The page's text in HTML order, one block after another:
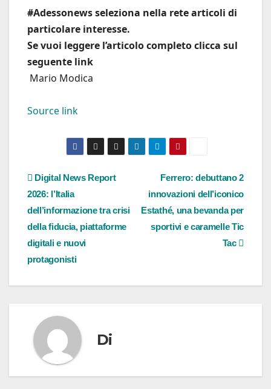
#Adessonews seleziona nella rete articoli di
particolare interesse.
Se vuoi leggere l’articolo completo clicca sul
seguente link
Mario Modica
Source link
Navigazione
articoli
Ferrero: debuttano 2
innovazioni dell’iconico
Estathé, una bevanda per
sportivi e caramelle Tic
Tac
Digital News Report
2026: l’Italia
dell’informazione tra crisi
della fiducia, piattaforme
digitali e nuovi
protagonisti
Di